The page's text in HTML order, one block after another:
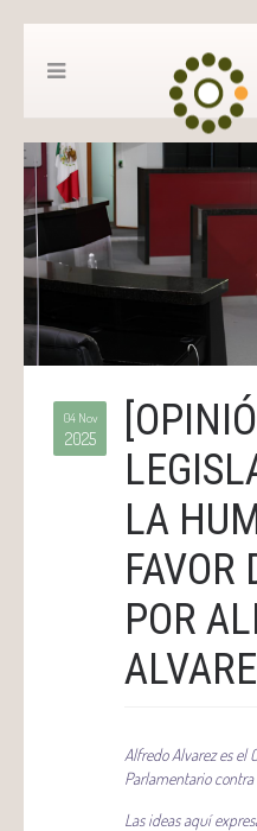
04 Nov
2025
LA
FAVOR
POR
Alfredo Alvarez es el
Parlamentario
Las ideas aquí